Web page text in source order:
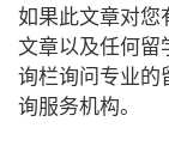
如果此文章对您
文章以及任何留
询栏询问专业的
询服务机构。